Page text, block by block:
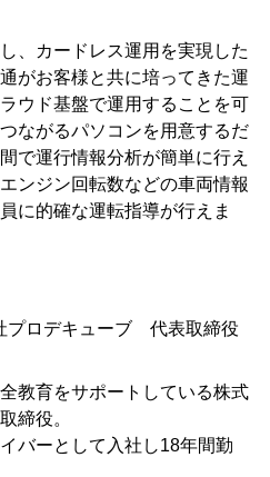
、カードレス運用を実現した
がお客様と共に培ってきた運
ウド基盤で運用することを可
ながるパソコンを用意するだ
で運行情報分析が簡単に行え
ンジン回転数などの車両情報
に的確な運転指導が行えま
プロデキューブ 代表取締役
教育をサポートしている株式
締役。
バーとして入社し18年間勤